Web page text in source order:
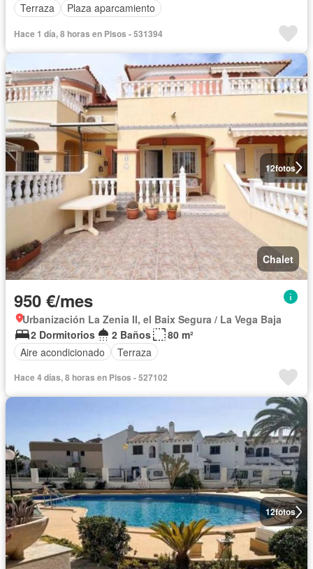
Terraza
Plaza aparcamiento
Hace 1 día, 8 horas en Pisos - 531394
12fotos
Chalet
950 €/mes
Urbanización La Zenia II, el Baix Segura / La Vega Baja
2 Dormitorios
2 Baños
80 m²
Aire acondicionado
Terraza
Hace 4 días, 8 horas en Pisos - 527102
12fotos